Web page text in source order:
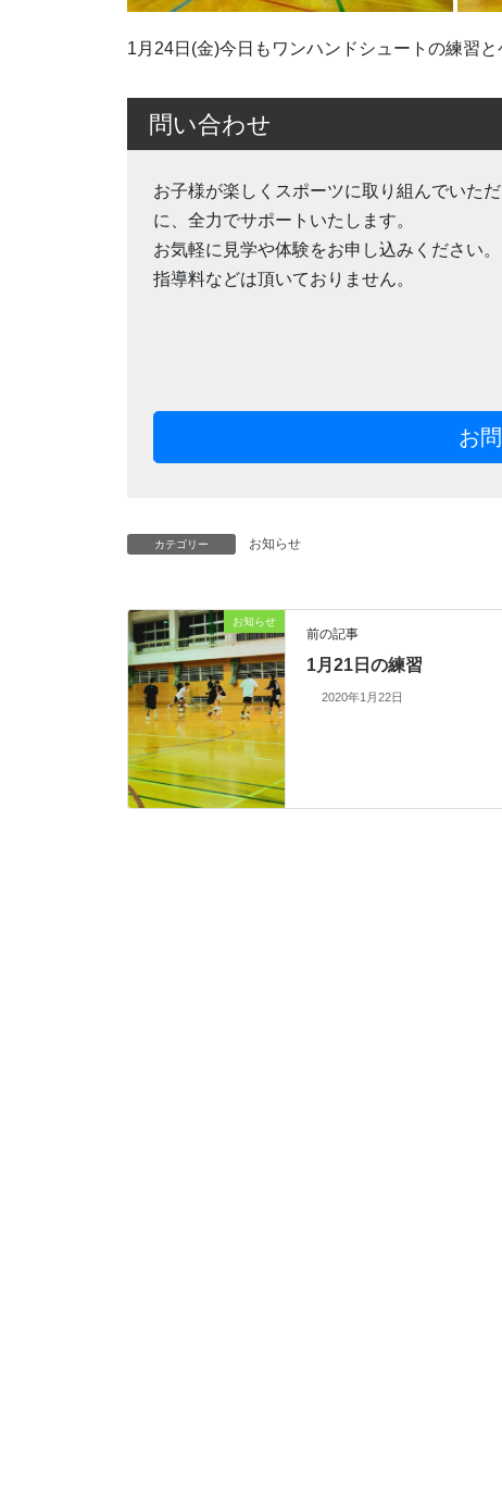
1月24日(金)今日もワンハンドシュートの練習と
問い合わせ
お子様が楽しくスポーツに取り組んでいただ
に、全力でサポートいたします。
お気軽に見学や体験をお申し込みください。
指導料などは頂いておりません。
お
カテゴリー お知らせ
お知らせ
前の記事
1月21日の練習
2020年1月22日